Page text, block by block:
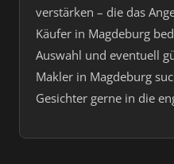
verstärken – die das
Käufer in Magdeburg
Auswahl und eventuell
Makler in Magdeburg
Gesichter gerne in die